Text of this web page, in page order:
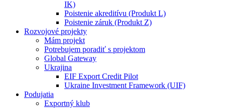
IK)
Poistenie akreditívu (Produkt L)
Poistenie záruk (Produkt Z)
Rozvojové projekty
Mám projekt
Potrebujem poradiť s projektom
Global Gateway
Ukrajina
EIF Export Credit Pilot
Ukraine Investment Framework (UIF)
Podujatia
Exportný klub